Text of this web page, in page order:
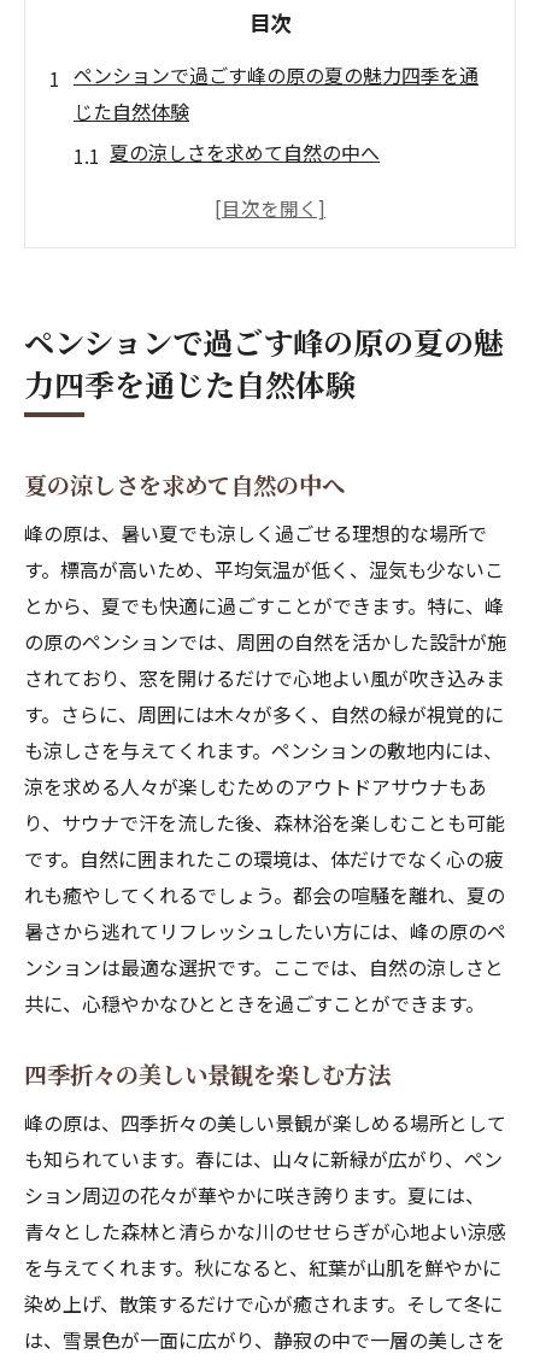
目次
ペンションで過ごす峰の原の夏の魅力四季を通
じた自然体験
夏の涼しさを求めて自然の中へ
四季折々の美しい景観を楽しむ方法
ビティ
自然の中で過ごす特別なひととき
峰の原のペンションで楽しむアウトドアサウナ
とリラクゼーション
自然の中で体験するアウトドアサウナの魅
力
サウナで心身をリフレッシュする方法
峰の原のペンションが提供するリラクゼー
ションスポット
自然と一体化するサウナ体験
アウトドアサウナで得られる健康効果
ペンション滞在中の特別なリラクゼーショ
ン
ペンションが提供する涼しさと快適さ峰の原で
の特別な夏
快適に過ごすためのペンションの工夫
涼しさを感じる施設の魅力
峰の原での夏の過ごし方
自然の風を取り入れた特別な涼しさ
快適さを追求したペンションの魅力
都会の喧騒を忘れペンションで自然と調和する
ひととき
自然と調和する暮らしの提案
心静かに過ごすためのペンションの魅力
ペンションで過ごす峰の原の夏の魅
力四季を通じた自然体験
夏の涼しさを求めて自然の中へ
峰の原は、暑い夏でも涼しく過ごせる理想的な場所で
す。標高が高いため、平均気温が低く、湿気も少ないこ
とから、夏でも快適に過ごすことができます。特に、峰
の原のペンションでは、周囲の自然を活かした設計が施
されており、窓を開けるだけで心地よい風が吹き込みま
す。さらに、周囲には木々が多く、自然の緑が視覚的に
も涼しさを与えてくれます。ペンションの敷地内には、
涼を求める人々が楽しむためのアウトドアサウナもあ
り、サウナで汗を流した後、森林浴を楽しむことも可能
です。自然に囲まれたこの環境は、体だけでなく心の疲
れも癒やしてくれるでしょう。都会の喧騒を離れ、夏の
暑さから逃れてリフレッシュしたい方には、峰の原のペ
ンションは最適な選択です。ここでは、自然の涼しさと
共に、心穏やかなひとときを過ごすことができます。
四季折々の美しい景観を楽しむ方法
峰の原は、四季折々の美しい景観が楽しめる場所として
も知られています。春には、山々に新緑が広がり、ペン
ション周辺の花々が華やかに咲き誇ります。夏には、
青々とした森林と清らかな川のせせらぎが心地よい涼感
を与えてくれます。秋になると、紅葉が山肌を鮮やかに
染め上げ、散策するだけで心が癒されます。そして冬に
は、雪景色が一面に広がり、静寂の中で一層の美しさを